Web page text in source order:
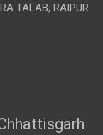
TALAB, RAIPUR